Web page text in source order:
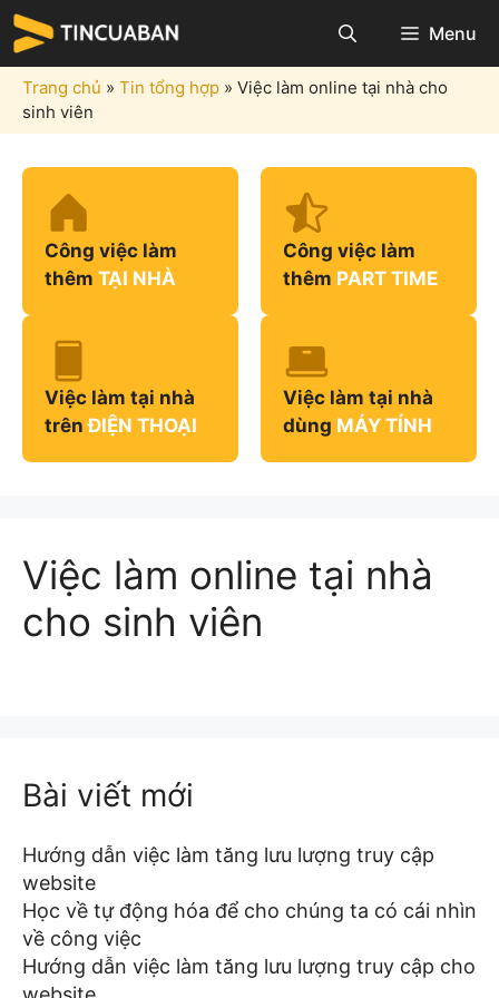
Chuyển
đến
nội
dung
Menu
Trang chủ » Tin tổng hợp » Việc làm online tại nhà cho
sinh viên
Công việc làm
thêm TẠI NHÀ
Công việc làm
thêm PART TIME
Việc làm tại nhà
trênĐIỆN THOẠI
Việc làm tại nhà
dùng MÁY TÍNH
Việc làm online tại nhà
cho sinh viên
Bài viết mới
Hướng dẫn việc làm tăng lưu lượng truy cập
website
Học về tự động hóa để cho chúng ta có cái nhìn
về công việc
Hướng dẫn việc làm tăng lưu lượng truy cập cho